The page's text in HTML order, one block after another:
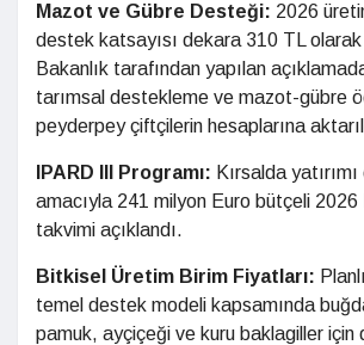
Mazot ve Gübre Desteği: 2026
destek katsayısı dekara 310 TL olarak
Bakanlık tarafından yapılan
tarımsal destekleme ve mazot-gübre
peyderpey çiftçilerin hesaplarına
IPARD III Programı: Kırsalda
amacıyla 241 milyon Euro bütçeli
takvimi açıklandı.
Bitkisel Üretim Birim Fiyatları:
temel destek modeli kapsamında
pamuk, ayçiçeği ve kuru baklagiller için